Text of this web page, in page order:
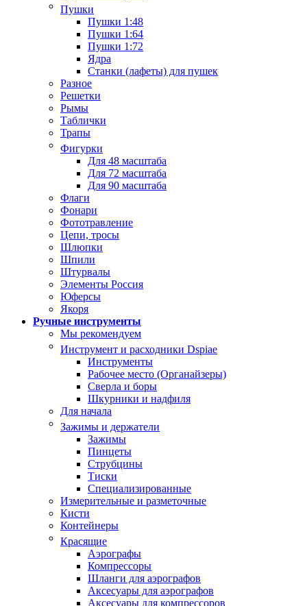
Пушки
Пушки 1:48
Пушки 1:64
Пушки 1:72
Ядра
Станки (лафеты) для пушек
Разное
Решетки
Рымы
Таблички
Трапы
Фигурки
Для 48 масштаба
Для 72 масштаба
Для 90 масштаба
Флаги
Фонари
Фототравление
Цепи, тросы
Шлюпки
Шпили
Штурвалы
Элементы Россия
Юферсы
Якоря
Ручные инструменты
Мы рекомендуем
Инструмент и расходники Dspiae
Инструменты
Рабочее место (Органайзеры)
Сверла и боры
Шкурники и надфиля
Для начала
Зажимы и держатели
Зажимы
Пинцеты
Струбцины
Тиски
Специализированные
Измерительные и разметочные
Кисти
Контейнеры
Красящие
Аэрографы
Компрессоры
Шланги для аэрографов
Аксесуары для аэрографов
Аксесуары для компрессоров